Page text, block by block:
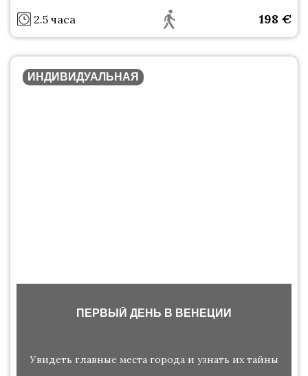
2.5 часа 198 €
ИНДИВИДУАЛЬНАЯ
ПЕРВЫЙ ДЕНЬ В ВЕНЕЦИИ
Увидеть главные места города и узнать их тайны